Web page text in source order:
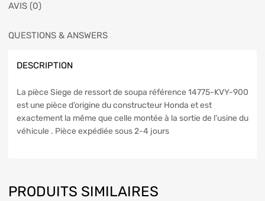
AVIS (0)
QUESTIONS & ANSWERS
DESCRIPTION
La pièce Siege de ressort de soupa référence 14775-KVY-900
est une pièce d’origine du constructeur Honda et est
exactement la même que celle montée à la sortie de l’usine du
véhicule . Pièce expédiée sous 2-4 jours
PRODUITS SIMILAIRES